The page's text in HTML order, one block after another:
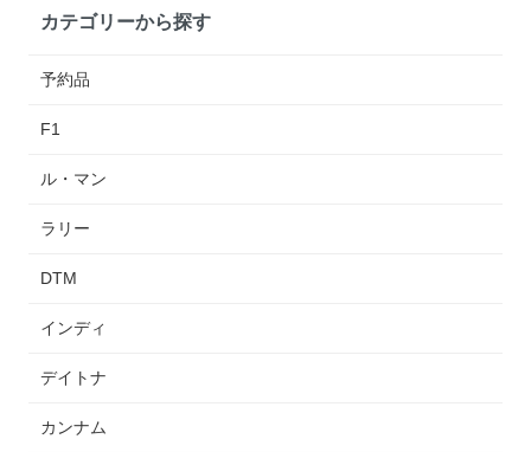
カテゴリーから探す
予約品
F1
ル・マン
ラリー
DTM
インディ
デイトナ
カンナム